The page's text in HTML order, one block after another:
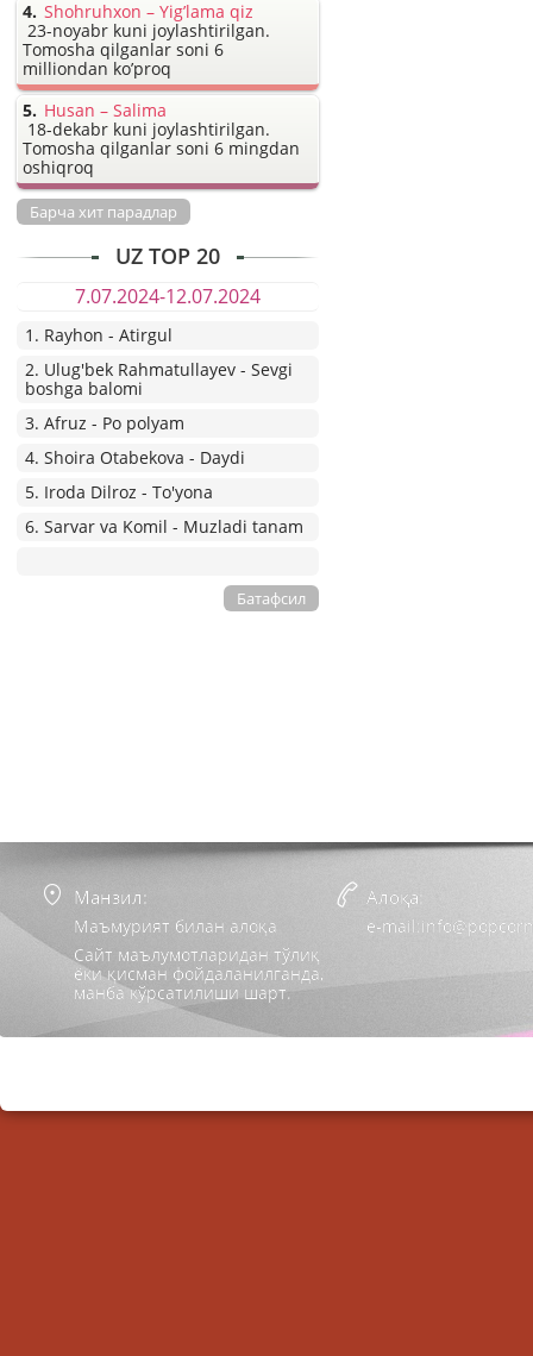
Shohruhxon – Yig’lama qiz
23-noyabr kuni joylashtirilgan.
Tomosha qilganlar soni 6
milliondan ko’proq
Husan – Salima
18-dekabr kuni joylashtirilgan.
Tomosha qilganlar soni 6 mingdan
oshiqroq
Барча хит парадлар
UZ TOP 20
7.07.2024-12.07.2024
1. Rayhon - Atirgul
2. Ulug'bek Rahmatullayev - Sevgi
boshga balomi
3. Afruz - Po polyam
4. Shoira Otabekova - Daydi
5. Iroda Dilroz - To'yona
6. Sarvar va Komil - Muzladi tanam
Батафсил
Манзил:
Маъмурият билан алоқа
Сайт маълумотларидан тўлиқ
ёки қисман фойдаланилганда,
манба кўрсатилиши шарт.
Алоқа:
e-